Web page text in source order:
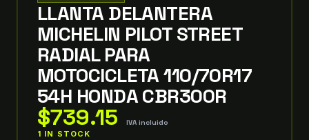
LLANTA DELANTERA
MICHELIN PILOT STREET
RADIAL PARA
MOTOCICLETA 110/70R17
54H HONDA CBR300R
$739.15 IVA incluido
1 IN STOCK